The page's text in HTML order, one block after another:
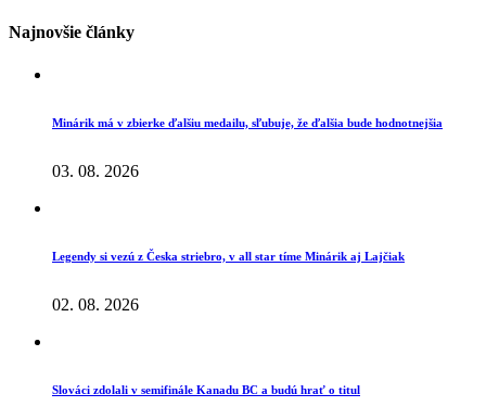
Najnovšie články
Minárik má v zbierke ďalšiu medailu, sľubuje, že ďalšia bude hodnotnejšia
03. 08. 2026
Legendy si vezú z Česka striebro, v all star tíme Minárik aj Lajčiak
02. 08. 2026
Slováci zdolali v semifinále Kanadu BC a budú hrať o titul